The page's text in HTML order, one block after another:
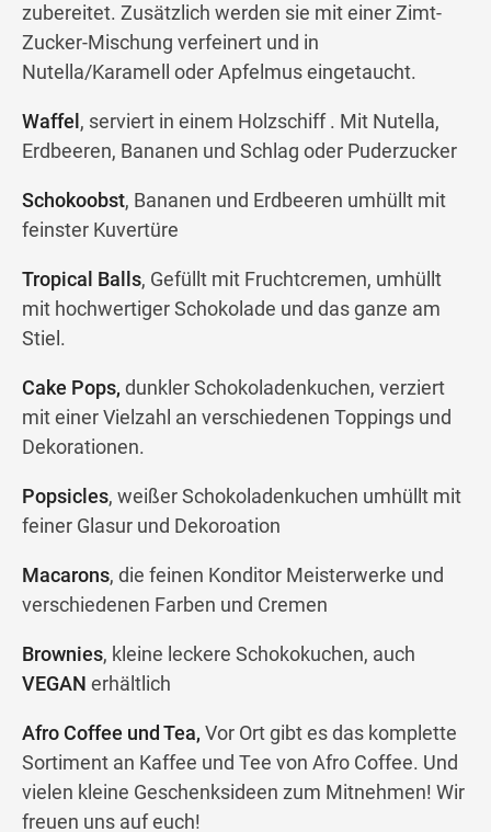
zubereitet. Zusätzlich werden sie mit einer Zimt-
Zucker-Mischung verfeinert und in
Nutella/Karamell oder Apfelmus eingetaucht.
Waffel , serviert in einem Holzschiff . Mit Nutella,
Erdbeeren, Bananen und Schlag oder Puderzucker
Schokoobst, Bananen und Erdbeeren umhüllt mit
feinster Kuvertüre
Tropical Balls, Gefüllt mit Fruchtcremen, umhüllt
mit hochwertiger Schokolade und das ganze am
Stiel.
Cake Pops, dunkler Schokoladenkuchen, verziert
mit einer Vielzahl an verschiedenen Toppings und
Dekorationen.
Popsicles, weißer Schokoladenkuchen umhüllt mit
feiner Glasur und Dekoroation
Macarons, die feinen Konditor Meisterwerke und
verschiedenen Farben und Cremen
Brownies, kleine leckere Schokokuchen, auch
VEGAN erhältlich
Afro Coffee und Tea, Vor Ort gibt es das komplette
Sortiment an Kaffee und Tee von Afro Coffee. Und
vielen kleine Geschenksideen zum Mitnehmen! Wir
freuen uns auf euch!